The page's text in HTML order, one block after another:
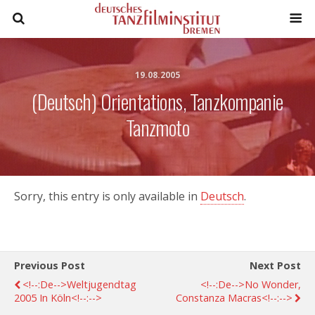
19.08.2005
(Deutsch) Orientations, Tanzkompanie
Tanzmoto
Sorry, this entry is only available in Deutsch.
Previous Post
<!--:de-->Weltjugendtag
2005 In Köln<!--:-->
Next Post
<!--:de-->No Wonder,
Constanza Macras<!--:-->